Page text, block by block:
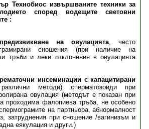
Технобиос извършваните техники за
според водещите световни
:
на овулацията, често
сношения (при наличие на
тръби и леки отклонения в овулацията
инсеминации с капацитирани
методи) сперматозоиди при
овулация (методът е показан при
проходима фалопиева тръба, не особено
на партньора, абнормалност
затруднения при сношение /вагинизъм и
еякулация и други.)